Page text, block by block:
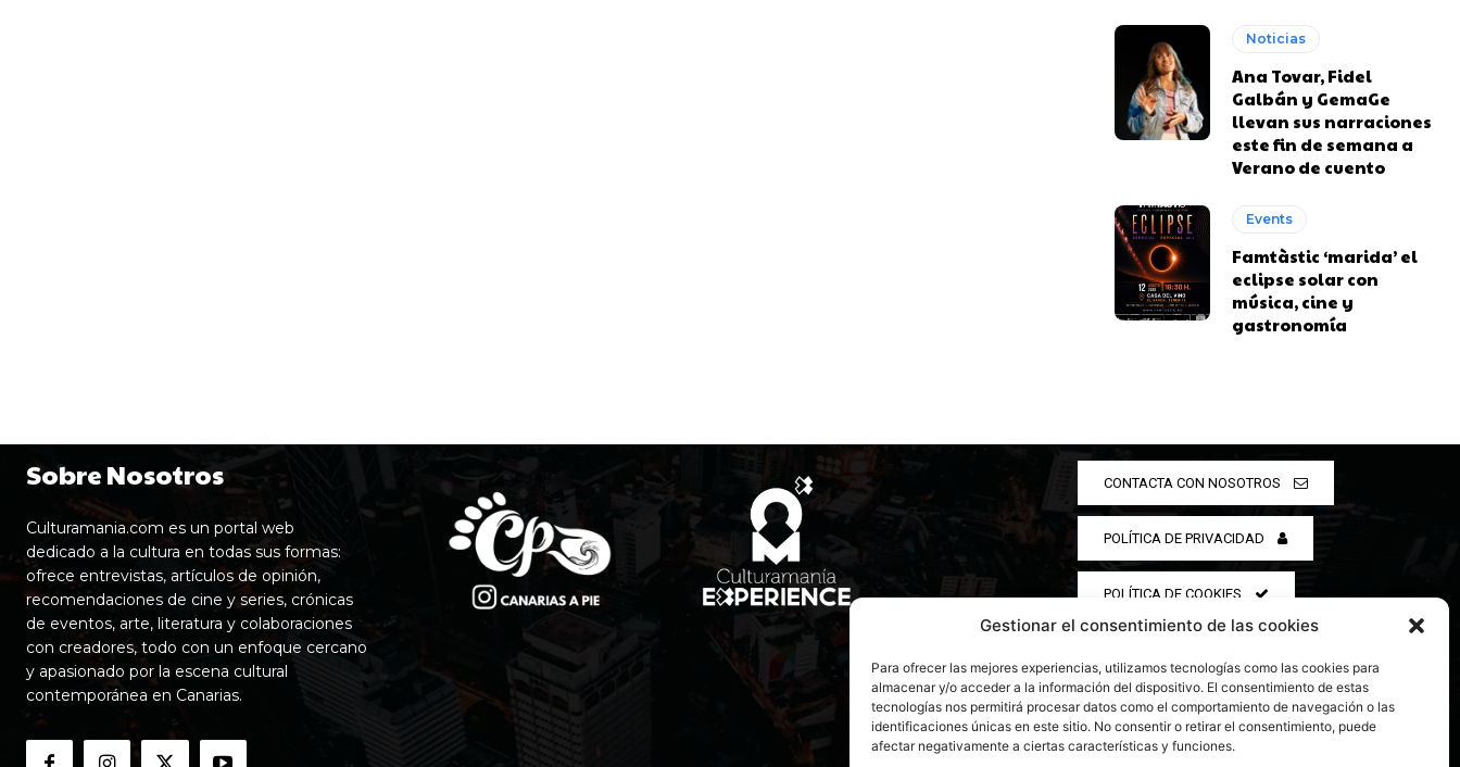
Gestionar el consentimiento de las cookies
Para ofrecer las mejores experiencias, utilizamos tecnologías como las cookies para
almacenar y/o acceder a la información del dispositivo. El consentimiento de estas
tecnologías nos permitirá procesar datos como el comportamiento de navegación o las
identificaciones únicas en este sitio. No consentir o retirar el consentimiento, puede
afectar negativamente a ciertas características y funciones.
Noticias
Ana Tovar, Fidel
Galbán y GemaGe
llevan sus narraciones
este fin de semana a
Verano de cuento
Events
Famtàstic ‘marida’ el
eclipse solar con
música, cine y
gastronomía
Sobre Nosotros
Culturamania.com es un portal web
dedicado a la cultura en todas sus formas:
ofrece entrevistas, artículos de opinión,
recomendaciones de cine y series, crónicas
de eventos, arte, literatura y colaboraciones
con creadores, todo con un enfoque cercano
y apasionado por la escena cultural
contemporánea en Canarias.
CONTACTA CON NOSOTROS
POLÍTICA DE PRIVACIDAD
POLÍTICA DE COOKIES